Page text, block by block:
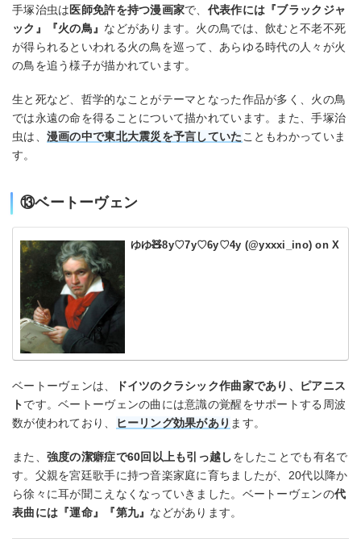
手塚治虫は医師免許を持つ漫画家で、 代表作には『ブラックジャ
ック』『火の鳥』 などがあります。火の鳥では、飲むと不老不死
が得られるといわれる火の鳥を巡って、あらゆる時代の人々が火
の鳥を追う様子が描かれています。
生と死など、哲学的なことがテーマとなった作品が多く、火の鳥
では永遠の命を得ることについて描かれています。また、手塚治
虫は、 漫画の中で東北大震災を予言していたこともわかっていま
す。
⑬ベートーヴェン
ゆゆ🧸8y♡7y♡6y♡4y (@yxxxi_ino) on X
ベートーヴェンは、
ドイツのクラシック作曲家であり、ピアニス
トです。ベートーヴェンの曲には意識の覚醒をサポートする周波
数が使われており、
ヒーリング効果があり ます。
また、 強度の潔癖症で60回以上も引っ越しをしたことでも有名で
す。父親を宮廷歌手に持つ音楽家庭に育ちましたが、20代以降か
ら徐々に耳が聞こえなくなっていきました。ベートーヴェンの代
表曲には『運命』『第九』 などがあります。